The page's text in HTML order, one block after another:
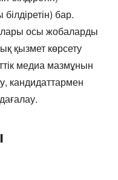
бар.
осы жобаларды
қызмет көрсету
медиа мазмұнын
кандидаттармен